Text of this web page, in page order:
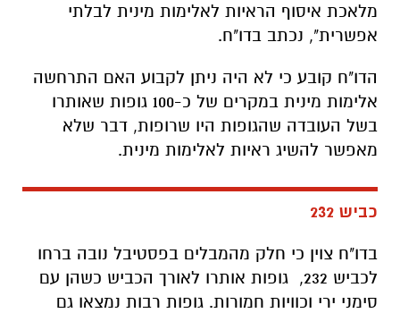
מלאכת איסוף הראיות לאלימות מינית לבלתי
אפשרית", נכתב בדו"ח.
הדו"ח קובע כי לא היה ניתן לקבוע האם התרחשה
אלימות מינית במקרים של כ-100 גופות שאותרו
בשל העובדה שהגופות היו שרופות, דבר שלא
מאפשר להשיג ראיות לאלימות מינית.
כביש 232
בדו"ח צוין כי חלק מהמבלים בפסטיבל נובה ברחו
לכביש 232, גופות אותרו לאורך הכביש כשהן עם
סימני ירי וכוויות חמורות. גופות רבות נמצאו גם